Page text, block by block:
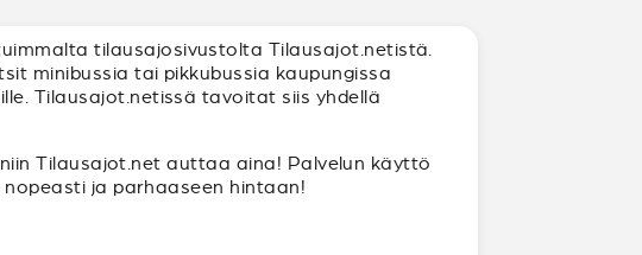
tilausajosivustolta Tilausajot.netistä.
minibussia tai pikkubussia kaupungissa
Tilausajot.netissä tavoitat siis yhdellä
Tilausajot.net auttaa aina! Palvelun käyttö
ja parhaaseen hintaan!